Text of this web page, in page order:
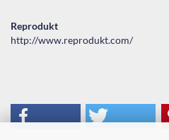
Reprodukt
http://www.reprodukt.com/